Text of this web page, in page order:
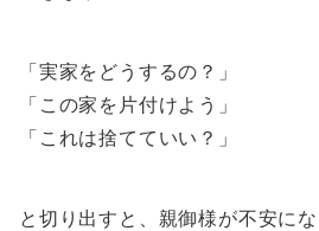
「実家をどうするの？」
「この家を片付けよう」
「これは捨てていい？」
と切り出すと、親御様が不安に